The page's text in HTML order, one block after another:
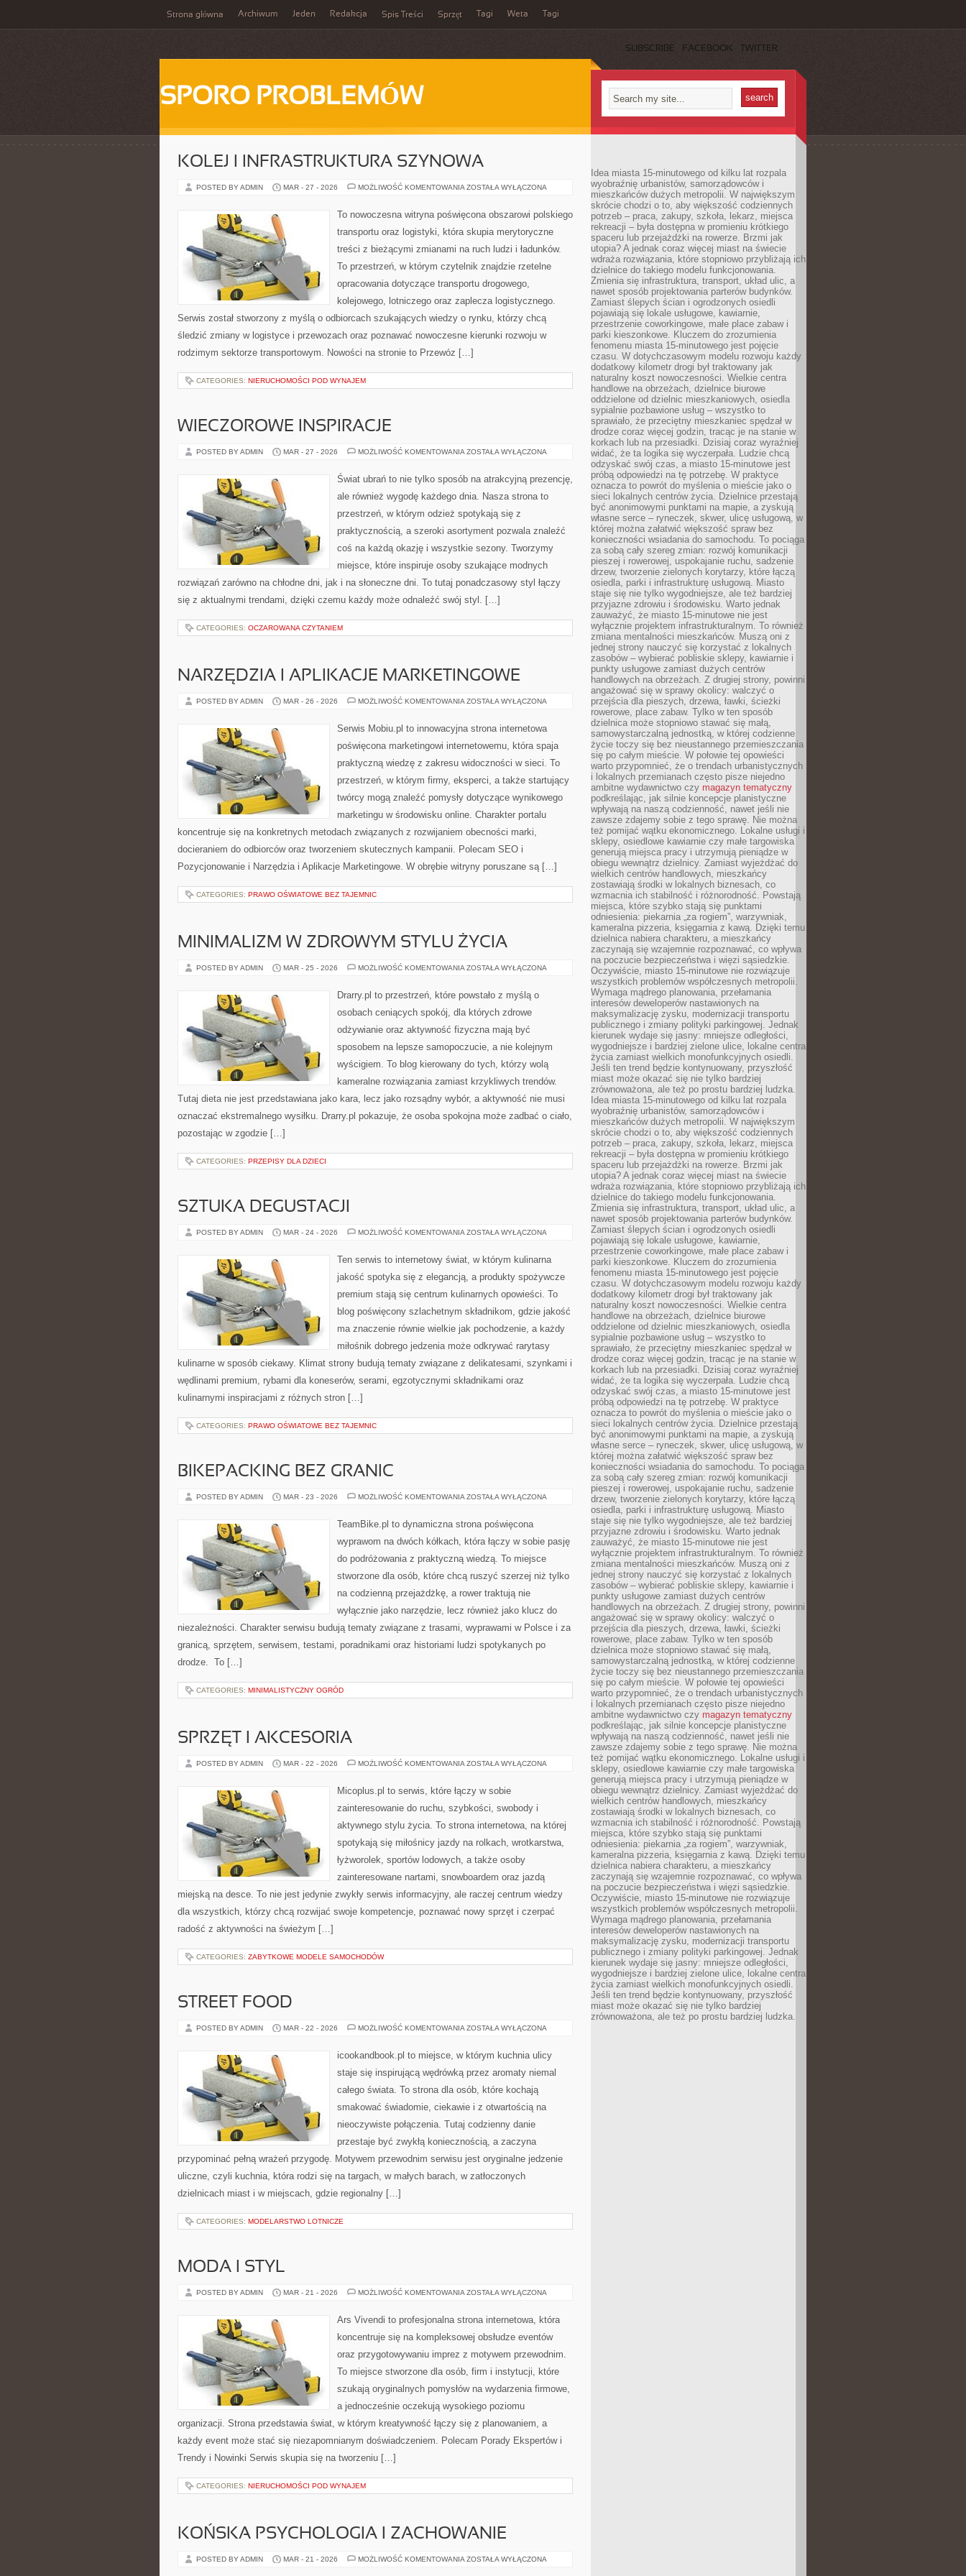
Strona główna Archiwum Jeden Redakcja Spis Treści Sprzęt Tagi Weta Tagi
SUBSCRIBE FACEBOOK TWITTER
SPORO PROBLEMÓW
KOLEJ I INFRASTRUKTURA SZYNOWA
POSTED BY ADMIN MAR - 27 - 2026 MOŻLIWOŚĆ KOMENTOWANIA KOLEJ
SZYNOWA
ZOSTAŁA WYŁĄCZONA
To nowoczesna witryna poświęcona obszarowi polskiego
transportu oraz logistyki, która skupia merytoryczne
treści z bieżącymi zmianami na ruch ludzi i ładunków.
To przestrzeń, w którym czytelnik znajdzie rzetelne
opracowania dotyczące transportu drogowego,
kolejowego, lotniczego oraz zaplecza logistycznego.
Serwis został stworzony z myślą o odbiorcach szukających wiedzy o rynku, którzy chcą
śledzić zmiany w logistyce i przewozach oraz poznawać nowoczesne kierunki rozwoju w
rodzimym sektorze transportowym. Nowości na stronie to Przewóz […]
CATEGORIES: NIERUCHOMOŚCI POD WYNAJEM
WIECZOROWE INSPIRACJE
POSTED BY ADMIN MAR - 27 - 2026 MOŻLIWOŚĆ KOMENTOWANIA WIECZOROWE
ZOSTAŁA WYŁĄCZONA
Świat ubrań to nie tylko sposób na atrakcyjną prezencję,
ale również wygodę każdego dnia. Nasza strona to
przestrzeń, w którym odzież spotykają się z
praktycznością, a szeroki asortyment pozwala znaleźć
coś na każdą okazję i wszystkie sezony. Tworzymy
miejsce, które inspiruje osoby szukające modnych
rozwiązań zarówno na chłodne dni, jak i na słoneczne dni. To tutaj ponadczasowy styl łączy
się z aktualnymi trendami, dzięki czemu każdy może odnaleźć swój styl. […]
CATEGORIES: OCZAROWANA CZYTANIEM
NARZĘDZIA I APLIKACJE MARKETINGOWE
POSTED BY ADMIN MAR - 26 - 2026 MOŻLIWOŚĆ KOMENTOWANIA NARZĘDZIA
MARKETINGOWE
ZOSTAŁA WYŁĄCZONA
Serwis Mobiu.pl to innowacyjna strona internetowa
poświęcona marketingowi internetowemu, która spaja
praktyczną wiedzę z zakresu widoczności w sieci. To
przestrzeń, w którym firmy, eksperci, a także startujący
twórcy mogą znaleźć pomysły dotyczące wynikowego
marketingu w środowisku online. Charakter portalu
koncentruje się na konkretnych metodach związanych z rozwijaniem obecności marki,
docieraniem do odbiorców oraz tworzeniem skutecznych kampanii. Polecam SEO i
Pozycjonowanie i Narzędzia i Aplikacje Marketingowe. W obrębie witryny poruszane są […]
CATEGORIES: PRAWO OŚWIATOWE BEZ TAJEMNIC
MINIMALIZM W ZDROWYM STYLU ŻYCIA
POSTED BY ADMIN MAR - 25 - 2026 MOŻLIWOŚĆ KOMENTOWANIA MINIMALIZM
STYLU
ŻYCIA
ZOSTAŁA WYŁĄCZONA
Drarry.pl to przestrzeń, które powstało z myślą o
osobach ceniących spokój, dla których zdrowe
odżywianie oraz aktywność fizyczna mają być
sposobem na lepsze samopoczucie, a nie kolejnym
wyścigiem. To blog kierowany do tych, którzy wolą
kameralne rozwiązania zamiast krzykliwych trendów.
Tutaj dieta nie jest przedstawiana jako kara, lecz jako rozsądny wybór, a aktywność nie musi
oznaczać ekstremalnego wysiłku. Drarry.pl pokazuje, że osoba spokojna może zadbać o ciało,
pozostając w zgodzie […]
CATEGORIES: PRZEPISY DLA DZIECI
SZTUKA DEGUSTACJI
POSTED BY ADMIN MAR - 24 - 2026 MOŻLIWOŚĆ KOMENTOWANIA SZTUKA
ZOSTAŁA WYŁĄCZONA
Ten serwis to internetowy świat, w którym kulinarna
jakość spotyka się z elegancją, a produkty spożywcze
premium stają się centrum kulinarnych opowieści. To
blog poświęcony szlachetnym składnikom, gdzie jakość
ma znaczenie równie wielkie jak pochodzenie, a każdy
miłośnik dobrego jedzenia może odkrywać rarytasy
kulinarne w sposób ciekawy. Klimat strony budują tematy związane z delikatesami, szynkami i
wędlinami premium, rybami dla koneserów, serami, egzotycznymi składnikami oraz
kulinarnymi inspiracjami z różnych stron […]
CATEGORIES: PRAWO OŚWIATOWE BEZ TAJEMNIC
BIKEPACKING BEZ GRANIC
POSTED BY ADMIN MAR - 23 - 2026 MOŻLIWOŚĆ KOMENTOWANIA BIKEPACKING
ZOSTAŁA WYŁĄCZONA
TeamBike.pl to dynamiczna strona poświęcona
wyprawom na dwóch kółkach, która łączy w sobie pasję
do podróżowania z praktyczną wiedzą. To miejsce
stworzone dla osób, które chcą ruszyć szerzej niż tylko
na codzienną przejażdżkę, a rower traktują nie
wyłącznie jako narzędzie, lecz również jako klucz do
niezależności. Charakter serwisu budują tematy związane z trasami, wyprawami w Polsce i za
granicą, sprzętem, serwisem, testami, poradnikami oraz historiami ludzi spotykanych po
drodze. To […]
CATEGORIES: MINIMALISTYCZNY OGRÓD
SPRZĘT I AKCESORIA
POSTED BY ADMIN MAR - 22 - 2026 MOŻLIWOŚĆ KOMENTOWANIA SPRZĘT
ZOSTAŁA WYŁĄCZONA
Micoplus.pl to serwis, które łączy w sobie
zainteresowanie do ruchu, szybkości, swobody i
aktywnego stylu życia. To strona internetowa, na której
spotykają się miłośnicy jazdy na rolkach, wrotkarstwa,
łyżworolek, sportów lodowych, a także osoby
zainteresowane nartami, snowboardem oraz jazdą
miejską na desce. To nie jest jedynie zwykły serwis informacyjny, ale raczej centrum wiedzy
dla wszystkich, którzy chcą rozwijać swoje kompetencje, poznawać nowy sprzęt i czerpać
radość z aktywności na świeżym […]
CATEGORIES: ZABYTKOWE MODELE SAMOCHODÓW
STREET FOOD
POSTED BY ADMIN MAR - 22 - 2026 MOŻLIWOŚĆ KOMENTOWANIA STREET
ZOSTAŁA WYŁĄCZONA
icookandbook.pl to miejsce, w którym kuchnia ulicy
staje się inspirującą wędrówką przez aromaty niemal
całego świata. To strona dla osób, które kochają
smakować świadomie, ciekawie i z otwartością na
nieoczywiste połączenia. Tutaj codzienny danie
przestaje być zwykłą koniecznością, a zaczyna
przypominać pełną wrażeń przygodę. Motywem przewodnim serwisu jest oryginalne jedzenie
uliczne, czyli kuchnia, która rodzi się na targach, w małych barach, w zatłoczonych
dzielnicach miast i w miejscach, gdzie regionalny […]
CATEGORIES: MODELARSTWO LOTNICZE
MODA I STYL
POSTED BY ADMIN MAR - 21 - 2026 MOŻLIWOŚĆ KOMENTOWANIA MODA
ZOSTAŁA WYŁĄCZONA
Ars Vivendi to profesjonalna strona internetowa, która
koncentruje się na kompleksowej obsłudze eventów
oraz przygotowywaniu imprez z motywem przewodnim.
To miejsce stworzone dla osób, firm i instytucji, które
szukają oryginalnych pomysłów na wydarzenia firmowe,
a jednocześnie oczekują wysokiego poziomu
organizacji. Strona przedstawia świat, w którym kreatywność łączy się z planowaniem, a
każdy event może stać się niezapomnianym doświadczeniem. Polecam Porady Ekspertów i
Trendy i Nowinki Serwis skupia się na tworzeniu […]
CATEGORIES: NIERUCHOMOŚCI POD WYNAJEM
KOŃSKA PSYCHOLOGIA I ZACHOWANIE
POSTED BY ADMIN MAR - 21 - 2026 MOŻLIWOŚĆ KOMENTOWANIA KOŃSKA
ZOSTAŁA WYŁĄCZONA
Idea miasta 15-minutowego od kilku lat rozpala
wyobraźnię urbanistów, samorządowców i
mieszkańców dużych metropolii. W największym
skrócie chodzi o to, aby większość codziennych
potrzeb – praca, zakupy, szkoła, lekarz, miejsca
rekreacji – była dostępna w promieniu krótkiego
spaceru lub przejażdżki na rowerze. Brzmi jak
utopia? A jednak coraz więcej miast na świecie
wdraża rozwiązania, które stopniowo przybliżają ich
dzielnice do takiego modelu funkcjonowania.
Zmienia się infrastruktura, transport, układ ulic, a
nawet sposób projektowania parterów budynków.
Zamiast ślepych ścian i ogrodzonych osiedli
pojawiają się lokale usługowe, kawiarnie,
przestrzenie coworkingowe, małe place zabaw i
parki kieszonkowe. Kluczem do zrozumienia
fenomenu miasta 15-minutowego jest pojęcie
czasu. W dotychczasowym modelu rozwoju każdy
dodatkowy kilometr drogi był traktowany jak
naturalny koszt nowoczesności. Wielkie centra
handlowe na obrzeżach, dzielnice biurowe
oddzielone od dzielnic mieszkaniowych, osiedla
sypialnie pozbawione usług – wszystko to
sprawiało, że przeciętny mieszkaniec spędzał w
drodze coraz więcej godzin, tracąc je na stanie w
korkach lub na przesiadki. Dzisiaj coraz wyraźniej
widać, że ta logika się wyczerpała. Ludzie chcą
odzyskać swój czas, a miasto 15-minutowe jest
próbą odpowiedzi na tę potrzebę. W praktyce
oznacza to powrót do myślenia o mieście jako o
sieci lokalnych centrów życia. Dzielnice przestają
być anonimowymi punktami na mapie, a zyskują
własne serce – ryneczek, skwer, ulicę usługową, w
której można załatwić większość spraw bez
konieczności wsiadania do samochodu. To pociąga
za sobą cały szereg zmian: rozwój komunikacji
pieszej i rowerowej, uspokajanie ruchu, sadzenie
drzew, tworzenie zielonych korytarzy, które łączą
osiedla, parki i infrastrukturę usługową. Miasto
staje się nie tylko wygodniejsze, ale też bardziej
przyjazne zdrowiu i środowisku. Warto jednak
zauważyć, że miasto 15-minutowe nie jest
wyłącznie projektem infrastrukturalnym. To również
zmiana mentalności mieszkańców. Muszą oni z
jednej strony nauczyć się korzystać z lokalnych
zasobów – wybierać pobliskie sklepy, kawiarnie i
punkty usługowe zamiast dużych centrów
handlowych na obrzeżach. Z drugiej strony, powinni
angażować się w sprawy okolicy: walczyć o
przejścia dla pieszych, drzewa, ławki, ścieżki
rowerowe, place zabaw. Tylko w ten sposób
dzielnica może stopniowo stawać się małą,
samowystarczalną jednostką, w której codzienne
życie toczy się bez nieustannego przemieszczania
się po całym mieście. W połowie tej opowieści
warto przypomnieć, że o trendach urbanistycznych
i lokalnych przemianach często pisze niejedno
ambitne wydawnictwo czy magazyn tematyczny
podkreślając, jak silnie koncepcje planistyczne
wpływają na naszą codzienność, nawet jeśli nie
zawsze zdajemy sobie z tego sprawę. Nie można
też pomijać wątku ekonomicznego. Lokalne usługi i
sklepy, osiedlowe kawiarnie czy małe targowiska
generują miejsca pracy i utrzymują pieniądze w
obiegu wewnątrz dzielnicy. Zamiast wyjeżdżać do
wielkich centrów handlowych, mieszkańcy
zostawiają środki w lokalnych biznesach, co
wzmacnia ich stabilność i różnorodność. Powstają
miejsca, które szybko stają się punktami
odniesienia: piekarnia „za rogiem”, warzywniak,
kameralna pizzeria, księgarnia z kawą. Dzięki temu
dzielnica nabiera charakteru, a mieszkańcy
zaczynają się wzajemnie rozpoznawać, co wpływa
na poczucie bezpieczeństwa i więzi sąsiedzkie.
Oczywiście, miasto 15-minutowe nie rozwiązuje
wszystkich problemów współczesnych metropolii.
Wymaga mądrego planowania, przełamania
interesów deweloperów nastawionych na
maksymalizację zysku, modernizacji transportu
publicznego i zmiany polityki parkingowej. Jednak
kierunek wydaje się jasny: mniejsze odległości,
wygodniejsze i bardziej zielone ulice, lokalne centra
życia zamiast wielkich monofunkcyjnych osiedli.
Jeśli ten trend będzie kontynuowany, przyszłość
miast może okazać się nie tylko bardziej
zrównoważona, ale też po prostu bardziej ludzka.
Idea miasta 15-minutowego od kilku lat rozpala
wyobraźnię urbanistów, samorządowców i
mieszkańców dużych metropolii. W największym
skrócie chodzi o to, aby większość codziennych
potrzeb – praca, zakupy, szkoła, lekarz, miejsca
rekreacji – była dostępna w promieniu krótkiego
spaceru lub przejażdżki na rowerze. Brzmi jak
utopia? A jednak coraz więcej miast na świecie
wdraża rozwiązania, które stopniowo przybliżają ich
dzielnice do takiego modelu funkcjonowania.
Zmienia się infrastruktura, transport, układ ulic, a
nawet sposób projektowania parterów budynków.
Zamiast ślepych ścian i ogrodzonych osiedli
pojawiają się lokale usługowe, kawiarnie,
przestrzenie coworkingowe, małe place zabaw i
parki kieszonkowe. Kluczem do zrozumienia
fenomenu miasta 15-minutowego jest pojęcie
czasu. W dotychczasowym modelu rozwoju każdy
dodatkowy kilometr drogi był traktowany jak
naturalny koszt nowoczesności. Wielkie centra
handlowe na obrzeżach, dzielnice biurowe
oddzielone od dzielnic mieszkaniowych, osiedla
sypialnie pozbawione usług – wszystko to
sprawiało, że przeciętny mieszkaniec spędzał w
drodze coraz więcej godzin, tracąc je na stanie w
korkach lub na przesiadki. Dzisiaj coraz wyraźniej
widać, że ta logika się wyczerpała. Ludzie chcą
odzyskać swój czas, a miasto 15-minutowe jest
próbą odpowiedzi na tę potrzebę. W praktyce
oznacza to powrót do myślenia o mieście jako o
sieci lokalnych centrów życia. Dzielnice przestają
być anonimowymi punktami na mapie, a zyskują
własne serce – ryneczek, skwer, ulicę usługową, w
której można załatwić większość spraw bez
konieczności wsiadania do samochodu. To pociąga
za sobą cały szereg zmian: rozwój komunikacji
pieszej i rowerowej, uspokajanie ruchu, sadzenie
drzew, tworzenie zielonych korytarzy, które łączą
osiedla, parki i infrastrukturę usługową. Miasto
staje się nie tylko wygodniejsze, ale też bardziej
przyjazne zdrowiu i środowisku. Warto jednak
zauważyć, że miasto 15-minutowe nie jest
wyłącznie projektem infrastrukturalnym. To również
zmiana mentalności mieszkańców. Muszą oni z
jednej strony nauczyć się korzystać z lokalnych
zasobów – wybierać pobliskie sklepy, kawiarnie i
punkty usługowe zamiast dużych centrów
handlowych na obrzeżach. Z drugiej strony, powinni
angażować się w sprawy okolicy: walczyć o
przejścia dla pieszych, drzewa, ławki, ścieżki
rowerowe, place zabaw. Tylko w ten sposób
dzielnica może stopniowo stawać się małą,
samowystarczalną jednostką, w której codzienne
życie toczy się bez nieustannego przemieszczania
się po całym mieście. W połowie tej opowieści
warto przypomnieć, że o trendach urbanistycznych
i lokalnych przemianach często pisze niejedno
ambitne wydawnictwo czy magazyn tematyczny
podkreślając, jak silnie koncepcje planistyczne
wpływają na naszą codzienność, nawet jeśli nie
zawsze zdajemy sobie z tego sprawę. Nie można
też pomijać wątku ekonomicznego. Lokalne usługi i
sklepy, osiedlowe kawiarnie czy małe targowiska
generują miejsca pracy i utrzymują pieniądze w
obiegu wewnątrz dzielnicy. Zamiast wyjeżdżać do
wielkich centrów handlowych, mieszkańcy
zostawiają środki w lokalnych biznesach, co
wzmacnia ich stabilność i różnorodność. Powstają
miejsca, które szybko stają się punktami
odniesienia: piekarnia „za rogiem”, warzywniak,
kameralna pizzeria, księgarnia z kawą. Dzięki temu
dzielnica nabiera charakteru, a mieszkańcy
zaczynają się wzajemnie rozpoznawać, co wpływa
na poczucie bezpieczeństwa i więzi sąsiedzkie.
Oczywiście, miasto 15-minutowe nie rozwiązuje
wszystkich problemów współczesnych metropolii.
Wymaga mądrego planowania, przełamania
interesów deweloperów nastawionych na
maksymalizację zysku, modernizacji transportu
publicznego i zmiany polityki parkingowej. Jednak
kierunek wydaje się jasny: mniejsze odległości,
wygodniejsze i bardziej zielone ulice, lokalne centra
życia zamiast wielkich monofunkcyjnych osiedli.
Jeśli ten trend będzie kontynuowany, przyszłość
miast może okazać się nie tylko bardziej
zrównoważona, ale też po prostu bardziej ludzka.